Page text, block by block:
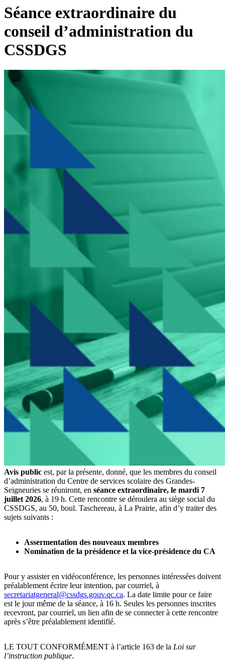
Séance extraordinaire du
conseil d’administration du
CSSDGS
Avis public est, par la présente, donné, que les membres du conseil
d’administration du Centre de services scolaire des Grandes-
Seigneuries se réuniront, en séance extraordinaire, le mardi 7
juillet 2026, à 19 h. Cette rencontre se déroulera au siège social du
CSSDGS, au 50, boul. Taschereau, à La Prairie, afin d’y traiter des
sujets suivants :
Assermentation des nouveaux membres
Nomination de la présidence et la vice-présidence du CA
Pour y assister en vidéoconférence, les personnes intéressées doivent
préalablement écrire leur intention, par courriel, à
secretariatgeneral@cssdgs.gouv.qc.ca. La date limite pour ce faire
est le jour même de la séance, à 16 h. Seules les personnes inscrites
recevront, par courriel, un lien afin de se connecter à cette rencontre
après s’être préalablement identifié.
LE TOUT CONFORMÉMENT à l’article 163 de la Loi sur
l’instruction publique.